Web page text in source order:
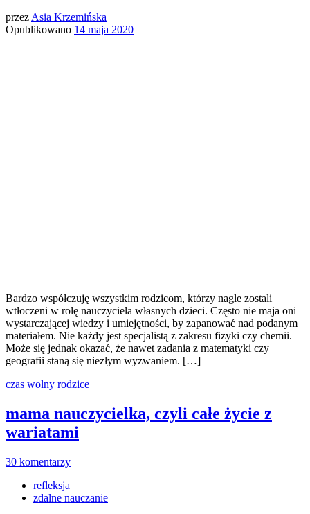
przez Asia Krzemińska
Opublikowano 14 maja 2020
Bardzo współczuję wszystkim rodzicom, którzy nagle zostali
wtłoczeni w rolę nauczyciela własnych dzieci. Często nie maja oni
wystarczającej wiedzy i umiejętności, by zapanować nad podanym
materiałem. Nie każdy jest specjalistą z zakresu fizyki czy chemii.
Może się jednak okazać, że nawet zadania z matematyki czy
geografii staną się niezłym wyzwaniem. […]
czas wolny rodzice
mama nauczycielka, czyli całe życie z
wariatami
30 komentarzy
refleksja
zdalne nauczanie